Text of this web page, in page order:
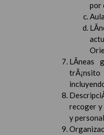
por
LÃ­neas
recoger
y